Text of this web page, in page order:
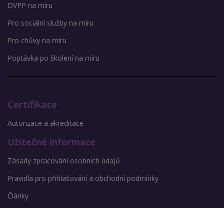
DVPP na míru
Pro sociální služby na míru
Pro chůvy na míru
Poptávka po školení na míru
Certifikace
Autorizace a akreditace
Užitečné informace
Zásady zpracování osobních údajů
Pravidla pro přihlašování a obchodní podmínky
Články